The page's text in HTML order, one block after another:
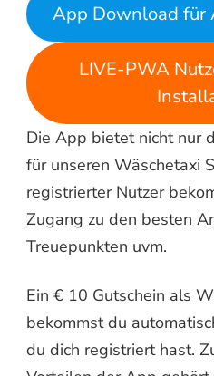
App Download für
LIVE-PWA
Die App bietet nicht nur
für unseren Wäschetaxi
registrierter Nutzer
Zugang zu den besten
Treuepunkten uvm.
Ein € 10 Gutschein als
bekommst du
du dich registriert hast.